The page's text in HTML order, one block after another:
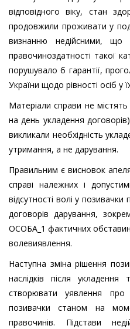
відповідного віку, стан
продовжили проживати у
визнанню недійсними,
правочиноздатності такої
порушувало б гарантії,
України щодо рівності осіб у
Матеріали справи не
на день укладення
викликали необхідність
утримання, а не дарування.
Правильним є висновок
справі належних і
відсутності волі у
договорів дарування,
ОСОБА_1 фактичних
волевиявлення.
Наступна зміна рішення
наслідків після
створювати уявлення
позивачки станом на
правочинів. Підстави